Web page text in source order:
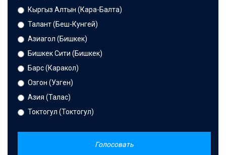
Кыргыз Алтын (Кара-Балта)
Талант (Беш-Кунгей)
Азиагол (Бишкек)
Бишкек Сити (Бишкек)
Барс (Каракол)
Озгон (Узген)
Азия (Талас)
Токтогул (Токтогул)
Голосовать